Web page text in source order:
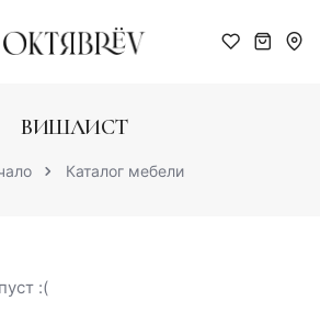
ВИШЛИСТ
Каталог мебели
:(